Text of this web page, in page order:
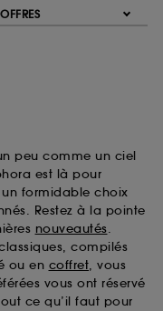
peu comme un ciel
est là pour
un formidable choix
Restez à la pointe
nouveautés.
compilés
ou en coffret, vous
vous ont réservé
ce qu’il faut pour